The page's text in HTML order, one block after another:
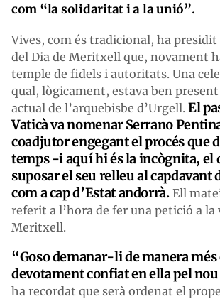
com “la solidaritat i a la unió”.
Vives, com és tradicional, ha
del Dia de Meritxell que, novament
temple de fidels i autoritats. Una
qual, lògicament, estava ben
actual de l’arquebisbe d’Urgell. El
Vaticà va nomenar Serrano
coadjutor engegant el procés que
temps -i aquí hi és la incògnita, el
suposar el seu relleu al capdavant
com a cap d’Estat andorrà.Ell
referit a l’hora de fer una petició a la
Meritxell.
“Goso demanar-li de manera més
devotament confiat en ella pel
ha recordat que serà ordenat el